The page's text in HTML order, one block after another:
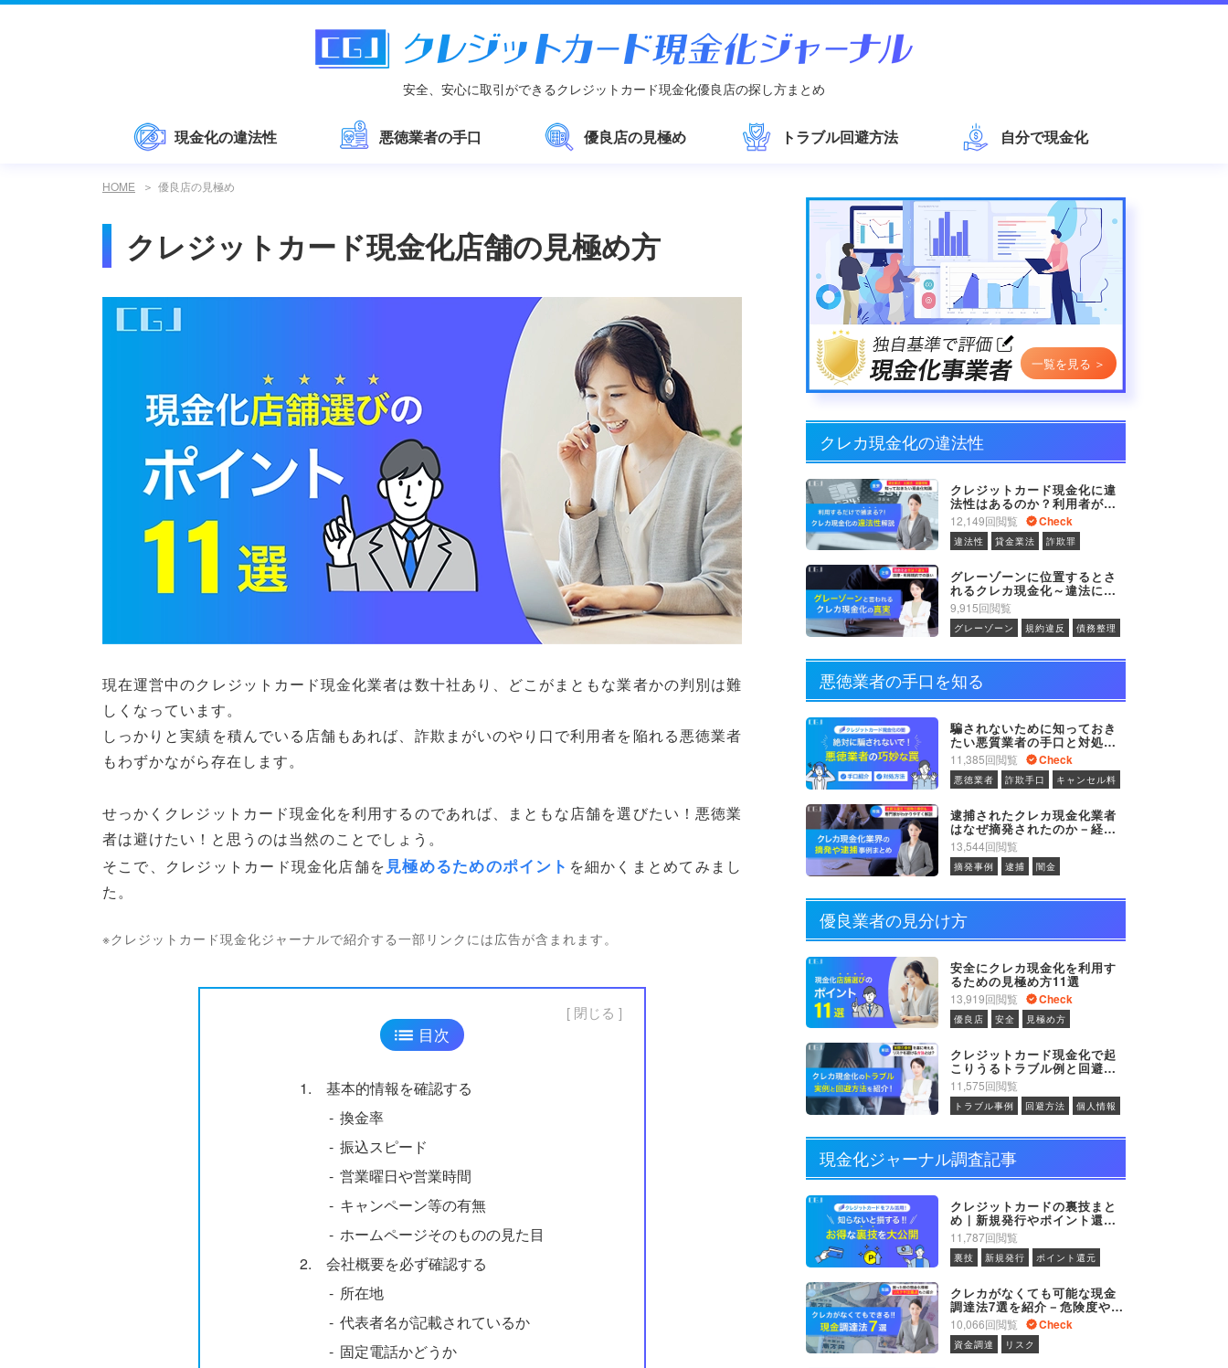
安全、安心に取引ができるクレジットカード現金化優良店の探し方まとめ
現金化の違法性 悪徳業者の手口 優良店の見極め トラブル回避方法 自分で現金化
HOME 優良店の見極め
クレジットカード現金化店舗の見極め方
現在運営中のクレジットカード現金化業者は数十社あり、どこがまともな業者かの判別は難
しくなっています。
しっかりと実績を積んでいる店舗もあれば、詐欺まがいのやり口で利用者を陥れる悪徳業者
もわずかながら存在します。
せっかくクレジットカード現金化を利用するのであれば、まともな店舗を選びたい！悪徳業
者は避けたい！と思うのは当然のことでしょう。
そこで、クレジットカード現金化店舗を 見極めるためのポイント を細かくまとめてみまし
た。
※クレジットカード現金化ジャーナルで紹介する一部リンクには広告が含まれます。
目次
1.
基本的情報を確認する
‐ 換金率
‐ 振込スピード
‐ 営業曜日や営業時間
‐ キャンペーン等の有無
‐ ホームページそのものの見た目
2.
会社概要を必ず確認する
‐ 所在地
‐ 代表者名が記載されているか
‐ 固定電話かどうか
閉じる
一覧を見る
クレカ現金化の違法性
クレジットカード現金化に違
法性はあるのか？利用者が罪
に問われる可能性について
12,149回閲覧 Check
違法性 貸金業法 詐欺罪
グレーゾーンに位置するとさ
れるクレカ現金化～違法にな
らない理由とは
9,915回閲覧
グレーゾーン 規約違反 債務整理
悪徳業者の手口を知る
騙されないために知っておき
たい悪質業者の手口と対処方
法
11,385回閲覧 Check
悪徳業者 詐欺手口 キャンセル料
逮捕されたクレカ現金化業者
はなぜ摘発されたのか－経緯
や背景を解説
13,544回閲覧
摘発事例 逮捕 闇金
優良業者の見分け方
安全にクレカ現金化を利用す
るための見極め方11選
13,919回閲覧 Check
優良店 安全 見極め方
クレジットカード現金化で起
こりうるトラブル例と回避方
法を解説
11,575回閲覧
トラブル事例 回避方法 個人情報
現金化ジャーナル調査記事
クレジットカードの裏技まと
め｜新規発行やポイント還元
に関するお得なテクニック
11,787回閲覧
裏技 新規発行 ポイント還元
クレカがなくても可能な現金
調達法7選を紹介－危険度やメ
リット・デメリットと併せて
紹介
10,066回閲覧 Check
資金調達 リスク